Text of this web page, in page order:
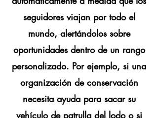
seguidores viajan por todo el
mundo, alertándolos sobre
oportunidades dentro de un rango
personalizado. Por ejemplo, si una
organización de conservación
necesita ayuda para sacar su
vehículo de patrulla del lodo o si